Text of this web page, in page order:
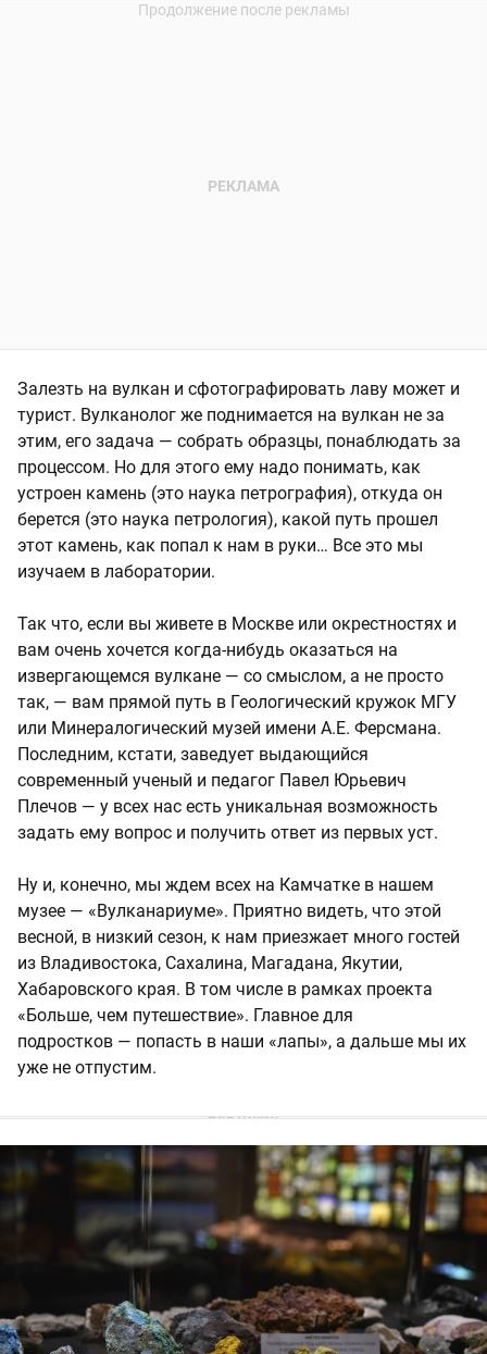
Залезть на вулкан и сфотографировать лаву может и
турист. Вулканолог же поднимается на вулкан не за
этим, его задача — собрать образцы, понаблюдать за
процессом. Но для этого ему надо понимать, как
устроен камень (это наука петрография), откуда он
берется (это наука петрология), какой путь прошел
этот камень, как попал к нам в руки… Все это мы
изучаем в лаборатории.
Так что, если вы живете в Москве или окрестностях и
вам очень хочется когда-нибудь оказаться на
извергающемся вулкане — со смыслом, а не просто
так, — вам прямой путь в Геологический кружок МГУ
или Минералогический музей имени А.Е. Ферсмана.
Последним, кстати, заведует выдающийся
современный ученый и педагог Павел Юрьевич
Плечов — у всех нас есть уникальная возможность
задать ему вопрос и получить ответ из первых уст.
Ну и, конечно, мы ждем всех на Камчатке в нашем
музее — «Вулканариуме». Приятно видеть, что этой
весной, в низкий сезон, к нам приезжает много гостей
из Владивостока, Сахалина, Магадана, Якутии,
Хабаровского края. В том числе в рамках проекта
«Больше, чем путешествие». Главное для
подростков — попасть в наши «лапы», а дальше мы их
уже не отпустим.